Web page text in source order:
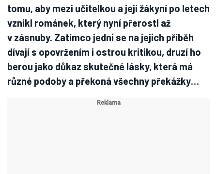
tomu, aby mezi učitelkou a její žákyní po letech
vznikl románek, který nyní přerostl až
v zásnuby. Zatímco jedni se na jejich příběh
dívají s opovržením i ostrou kritikou, druzí ho
berou jako důkaz skutečné lásky, která má
různé podoby a překoná všechny překážky…